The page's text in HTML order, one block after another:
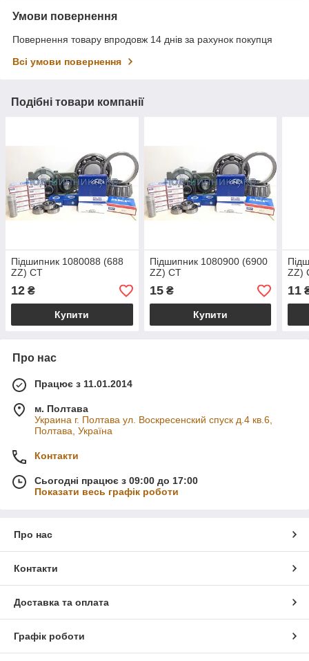
Умови повернення
Повернення товару впродовж 14 днів за рахунок покупця
Всі умови повернення
Подібні товари компанії
Підшипник 1080088 (688
ZZ) CT
12 ₴
Купити
Підшипник 1080900 (6900
ZZ) CT
15₴
Купити
ZZ)
11
Про нас
Працює з 11.01.2014
м. Полтава
Украина г. Полтава ул. Воскресенский спуск д.4 кв.6,
Полтава, Україна
Контакти
Сьогодні працює з 09:00 до 17:00
Показати весь графік роботи
Про нас
Контакти
Доставка та оплата
Графік роботи